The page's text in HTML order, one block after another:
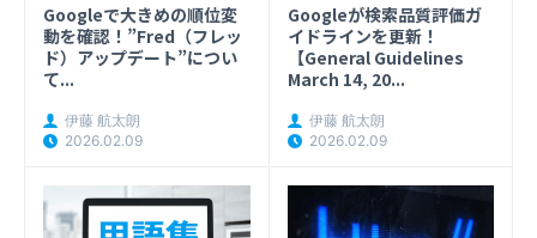
Googleで大きめの順位変
動を確認！”Fred（フレッ
ド）アップデート”につい
て...
伊藤 航太朗
2026.02.09
Googleが検索品質評価ガ
イドラインを更新！
【General Guidelines
March 14, 20...
伊藤 航太朗
2026.02.09